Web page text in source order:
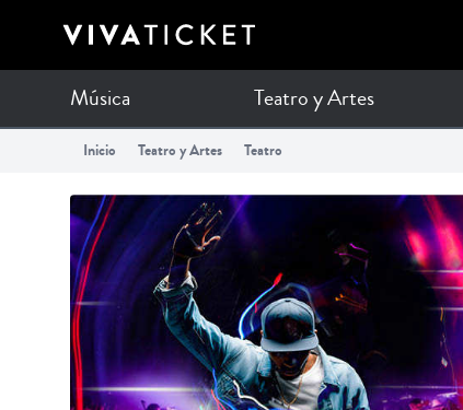
Música Teatro y Artes
Inicio Teatro y Artes Teatro